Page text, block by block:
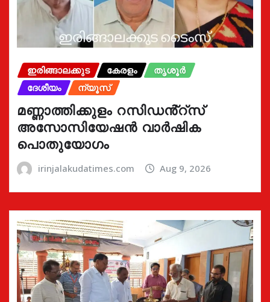
ഇരിങ്ങാലക്കുട കേരളം
തൃശൂർ
ദേശീയം
ന്യൂസ്
മണ്ണാത്തിക്കുളം റസിഡൻ്റ്സ്
അസോസിയേഷൻ വാർഷിക
പൊതുയോഗം
irinjalakudatimes.com Aug 9, 2026